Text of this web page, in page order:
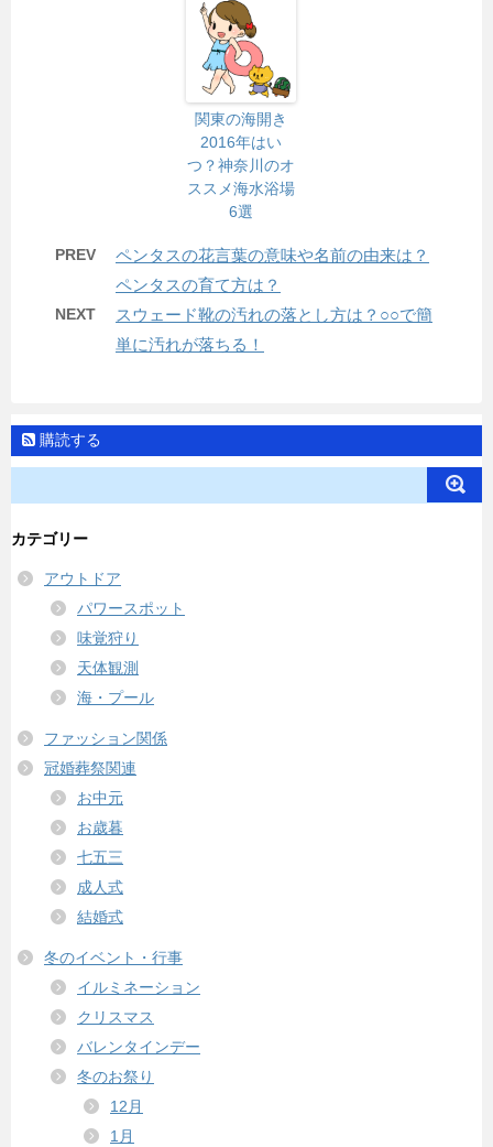
関東の海開き
2016年はい
つ？神奈川のオ
ススメ海水浴場
6選
PREV
ペンタスの花言葉の意味や名前の由来は？
ペンタスの育て方は？
NEXT
スウェード靴の汚れの落とし方は？○○で簡
単に汚れが落ちる！
購読する
カテゴリー
アウトドア
パワースポット
味覚狩り
天体観測
海・プール
ファッション関係
冠婚葬祭関連
お中元
お歳暮
七五三
成人式
結婚式
冬のイベント・行事
イルミネーション
クリスマス
バレンタインデー
冬のお祭り
12月
1月